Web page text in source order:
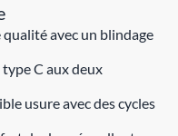
qualité avec un blindage
C aux deux
usure avec des cycles